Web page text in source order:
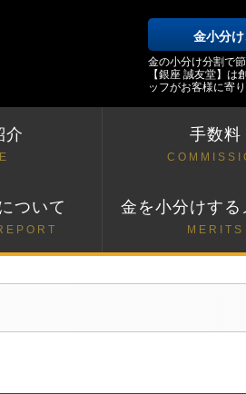
金小分
金の小分け分割で
【銀座 誠友堂】
ッフがお客様に寄
介 手数料
ついて 金を小分けする
MERITS